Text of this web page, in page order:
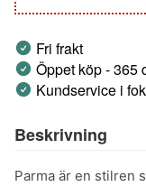
Fri frakt
Öppet köp - 365
Kundservice i
Beskrivning
Parma är en stilren